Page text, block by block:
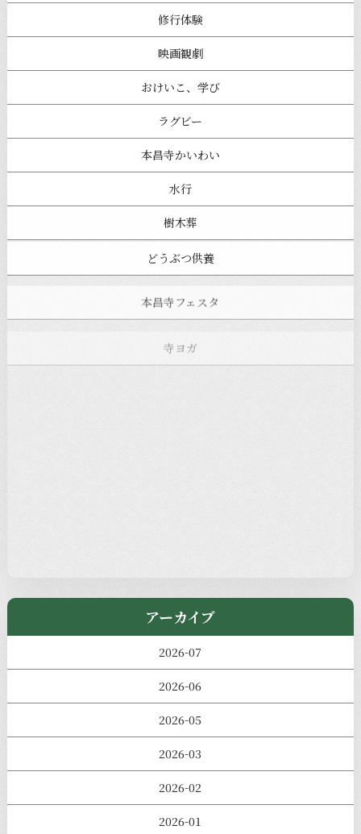
修行体験
映画観劇
おけいこ、学び
ラグビー
本昌寺かいわい
水行
樹木葬
どうぶつ供養
寺ヨガ
お知らせ
アーカイブ
2026-07
2026-06
2026-05
2026-03
2026-02
2026-01